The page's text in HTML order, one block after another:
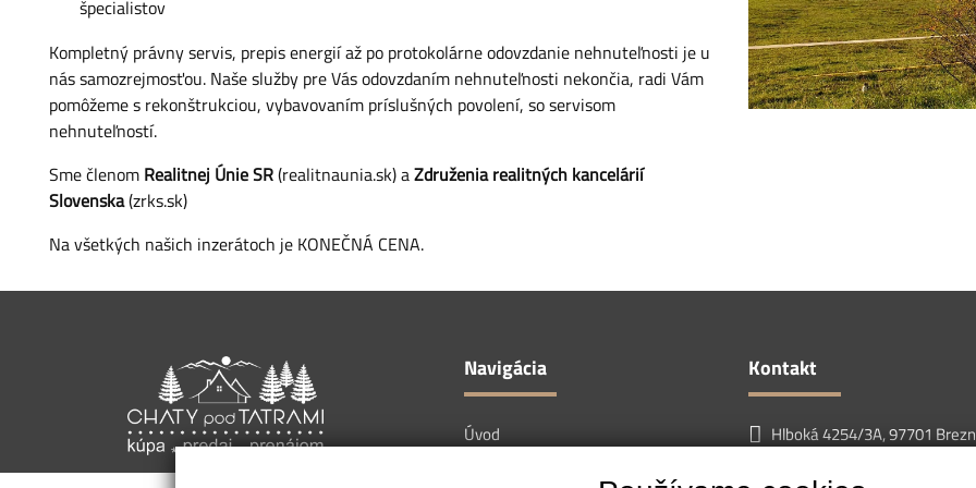
špecialistov
Kompletný právny servis, prepis energií až po protokolárne odovzdanie nehnuteľnosti je u
nás samozrejmosťou. Naše služby pre Vás odovzdaním nehnuteľnosti nekončia, radi Vám
pomôžeme s rekonštrukciou, vybavovaním príslušných povolení, so servisom
nehnuteľností.
Sme členom Realitnej Únie SR(realitnaunia.sk) aZdruženia realitných kancelárií
Slovenska(zrks.sk)
Na všetkých našich inzerátoch je KONEČNÁ CENA.
Navigácia
Úvod
Kontakt
Hlboká 4254/3A, 97701